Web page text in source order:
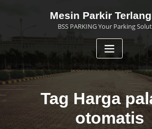
Mesin Parkir
BSS PARKING Your Parking
Tag Harga
otomatis